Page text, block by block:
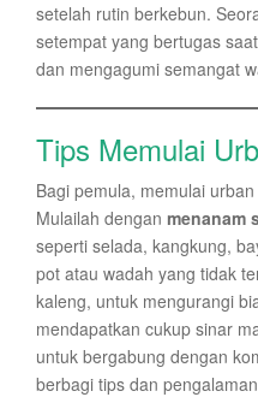
setelah rutin berkebun.
setempat yang bertugas
dan mengagumi semangat
Tips Memulai
Bagi pemula, memulai
Mulailah dengan menanam
seperti selada, kangkung,
pot atau wadah yang tidak
kaleng, untuk mengurangi
mendapatkan cukup sinar
untuk bergabung dengan
berbagi tips dan